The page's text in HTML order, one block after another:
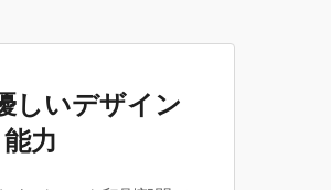
しいデザイン
能力